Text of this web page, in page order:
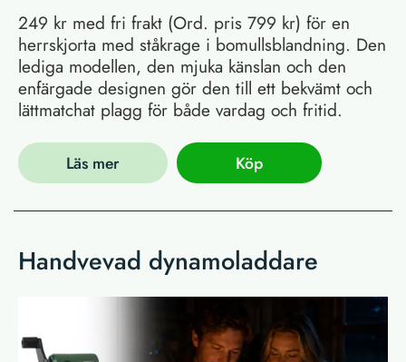
249 kr med fri frakt (Ord. pris 799 kr) för en
herrskjorta med ståkrage i bomullsblandning. Den
lediga modellen, den mjuka känslan och den
enfärgade designen gör den till ett bekvämt och
lättmatchat plagg för både vardag och fritid.
Läs mer Köp
Handvevad dynamoladdare